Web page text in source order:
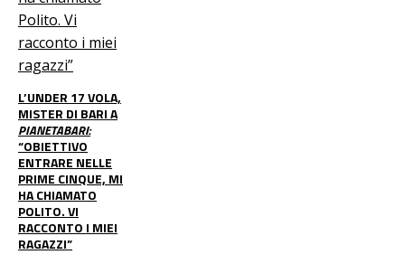
L’UNDER 17 VOLA,
MISTER DI BARI A
PIANETABARI:
“OBIETTIVO
ENTRARE NELLE
PRIME CINQUE, MI
HA CHIAMATO
POLITO. VI
RACCONTO I MIEI
RAGAZZI”